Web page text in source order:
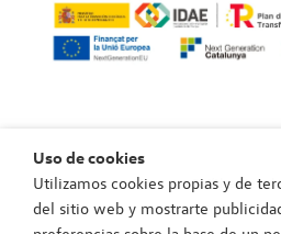
Política de
Política de
Uso de cookies
Utilizamos cookies propias y de
del sitio web y mostrarte